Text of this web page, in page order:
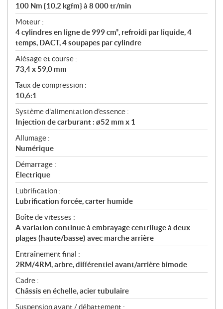
100 Nm {10,2 kgfm} à 8 000 tr/min
Moteur :
4 cylindres en ligne de 999 cm³, refroidi par liquide, 4
temps, DACT, 4 soupapes par cylindre
Alésage et course :
73,4 x 59,0 mm
Taux de compression :
10,6:1
Système d'alimentation d'essence :
Injection de carburant : ø52 mm x 1
Allumage :
Numérique
Démarrage :
Électrique
Lubrification :
Lubrification forcée, carter humide
Boîte de vitesses :
À variation continue à embrayage centrifuge à deux
plages (haute/basse) avec marche arrière
Entraînement final :
2RM/4RM, arbre, différentiel avant/arrière bimode
Cadre :
Châssis en échelle, acier tubulaire
Suspension avant / débattement :